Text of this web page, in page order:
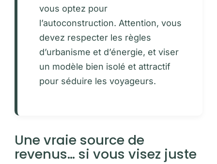
vous optez pour
l’autoconstruction. Attention, vous
devez respecter les règles
d’urbanisme et d’énergie, et viser
un modèle bien isolé et attractif
pour séduire les voyageurs.
Une vraie source de
revenus… si vous visez juste